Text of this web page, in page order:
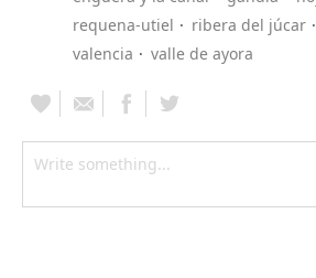
requena-utiel
ribera del júcar
valencia
valle de ayora